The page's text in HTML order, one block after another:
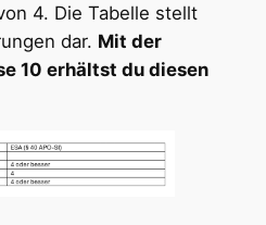
4. Die Tabelle stellt
dar. Mit der
10 erhältst du diesen